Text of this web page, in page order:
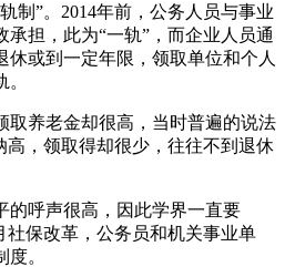
制”。2014年前，公务人员与事业
担，此为“一轨”，而企业人员通
休或到一定年限，领取单位和个人
取养老金却很高，当时普遍的说法
高，领取得却很少，往往不到退休
的呼声很高，因此学界一直要
社保改革，公务员和机关事业单
。